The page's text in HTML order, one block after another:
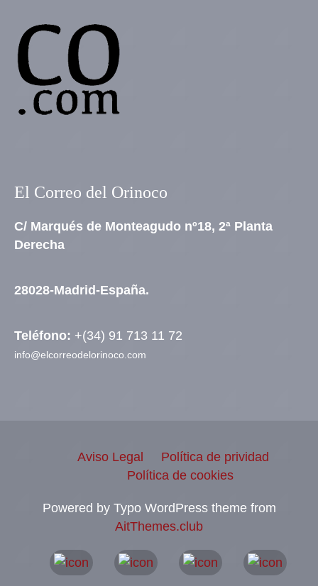
El Correo del Orinoco
C/ Marqués de Monteagudo nº18, 2ª Planta
Derecha
28028-Madrid-España.
Teléfono: +(34) 91 713 11 72
info@elcorreodelorinoco.com
Aviso Legal
Política de prividad
Política de cookies
Powered by Typo WordPress theme from
AitThemes.club